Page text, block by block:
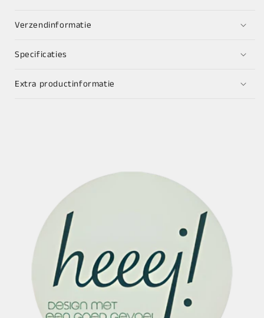
Verzendinformatie
Specificaties
Extra productinformatie